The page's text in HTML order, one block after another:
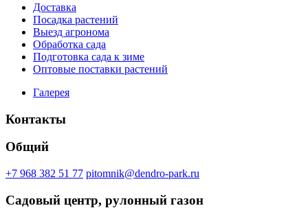
Доставка
Посадка растений
Выезд агронома
Обработка сада
Подготовка сада к зиме
Оптовые поставки растений
Галерея
Контакты
Общий
+7 968 382 51 77 pitomnik@dendro-park.ru
Садовый центр, рулонный газон